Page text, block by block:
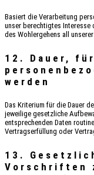
Basiert die Verarbeitung
unser berechtigtes Interesse
des Wohlergehens all
12. Dauer,
werden
Das Kriterium für die Dauer
jeweilige gesetzliche
entsprechenden Daten
Vertragserfüllung oder
13.
Vorschriften